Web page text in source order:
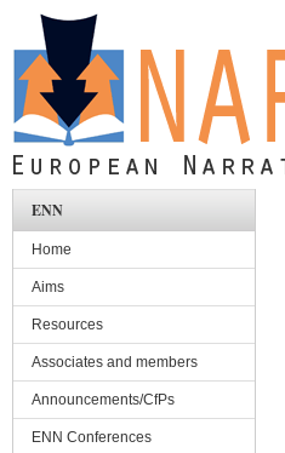
Skip to main content
ENN
Home
Aims
Resources
Associates and members
Announcements/CfPs
ENN Conferences